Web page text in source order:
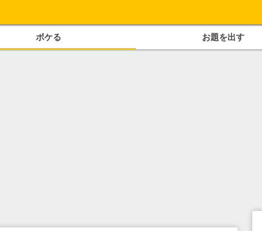
ボケる お題を出す